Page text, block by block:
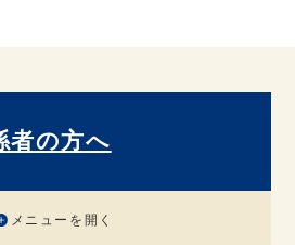
者の方へ
メニューを開く